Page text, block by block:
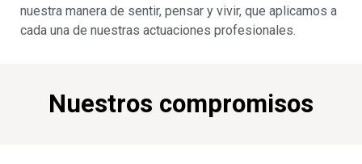
nuestra manera de sentir, pensar y vivir, que aplicamos a
cada una de nuestras actuaciones profesionales.
Nuestros compromisos